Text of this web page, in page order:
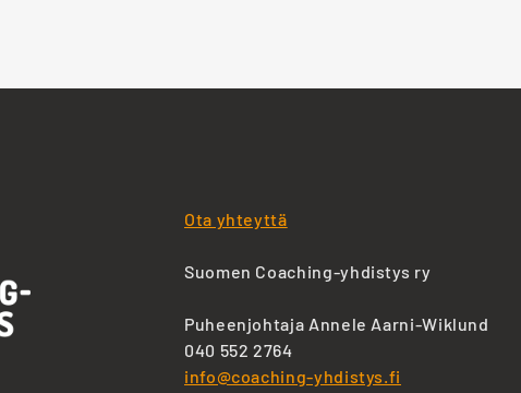
Ota yhteyttä
Suomen Coaching-yhdistys ry
Puheenjohtaja Annele Aarni-Wiklund
040 552 2764
info@coaching-yhdistys.fi